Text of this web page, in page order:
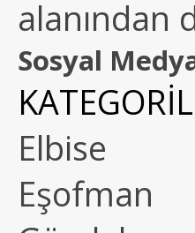
alanından
Sosyal
Elbise
Eşofman